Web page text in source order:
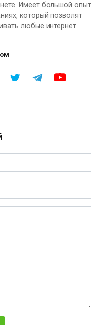
Имеет большой опыт
который позволят
любые интернет